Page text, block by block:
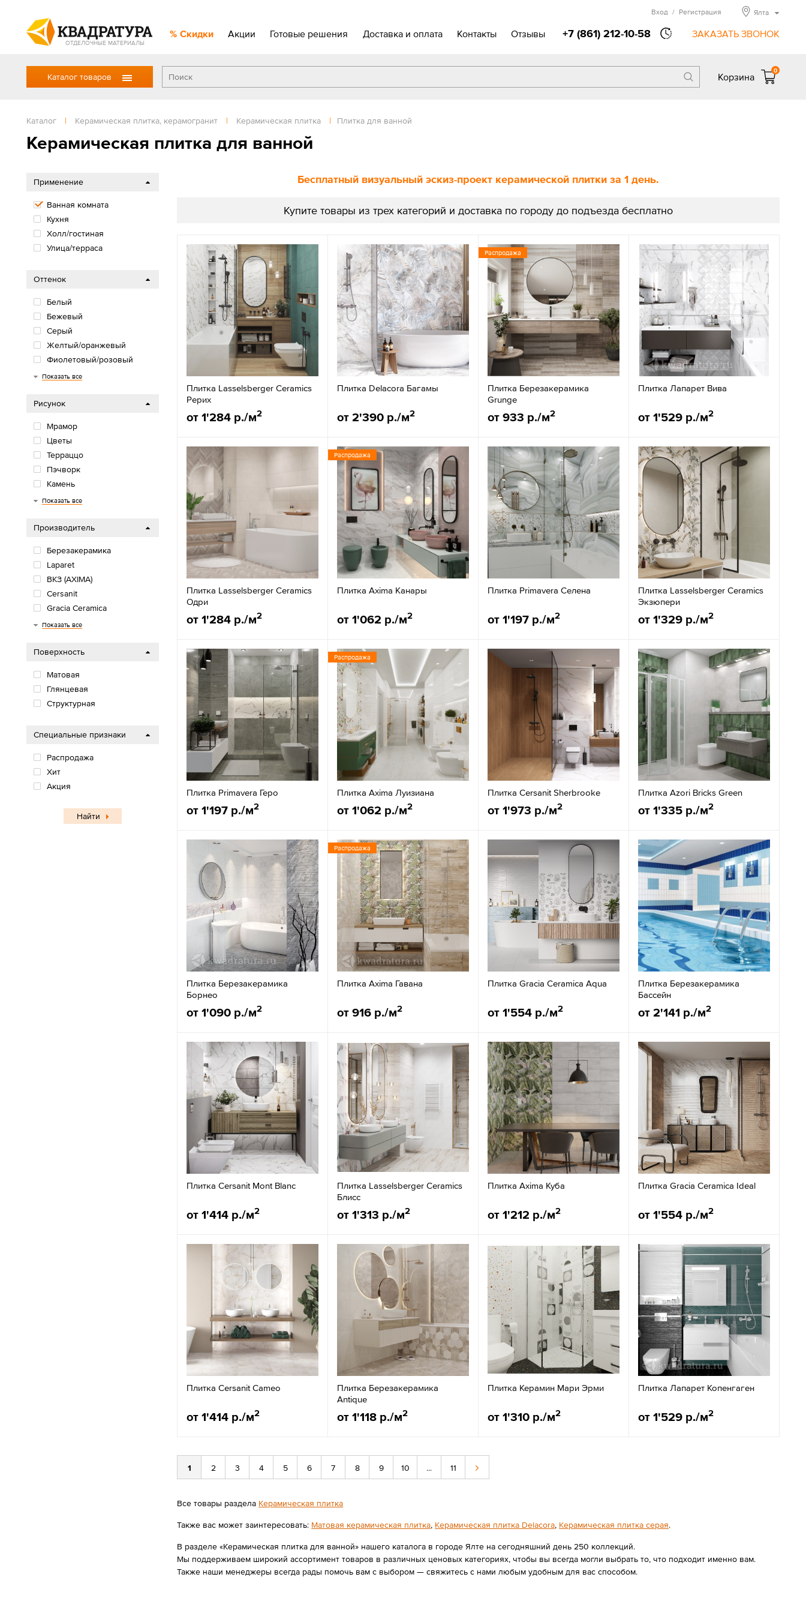
ОТДЕЛОЧНЫЕ МАТЕРИАЛЫ
Скидки Акции Готовые решения Доставка и оплата Контакты Отзывы +7 (861) 212-10-58 ЗАКАЗАТЬ ЗВОНОК
Вход / Регистрация Ялта
Каталог товаров Корзина
0
Каталог | Керамическая плитка, керамогранит | Керамическая плитка | Плитка для ванной
Керамическая плитка для ванной
Бесплатный визуальный эскиз-проект керамической плитки за 1 день.
Купите товары из трех категорий и доставка по городу до подъезда бесплатно
Плитка Lasselsberger Ceramics
Рерих
от 1'284 р./м2
Плитка Delacora Багамы
от 2'390 р./м2
Распродажа
Плитка Березакерамика
Grunge
от 933 р./м2
Плитка Лапарет Вива
от 1'529 р./м2
Плитка Lasselsberger Ceramics
Одри
от 1'284 р./м2
Распродажа
Плитка Axima Канары
от 1'062 р./м2
Плитка Primavera Селена
от 1'197 р./м2
Плитка Lasselsberger Ceramics
Экзюпери
от 1'329 р./м2
Плитка Primavera Геро
от 1'197 р./м2
Распродажа
Плитка Axima Луизиана
от 1'062 р./м2
Плитка Cersanit Sherbrooke
от 1'973 р./м2
Плитка Azori Bricks Green
от 1'335 р./м2
Плитка Березакерамика
Борнео
от 1'090 р./м2
Распродажа
Плитка Axima Гавана
от 916 р./м2
Плитка Gracia Ceramica Aqua
от 1'554 р./м2
Плитка Березакерамика
Бассейн
от 2'141 р./м2
Плитка Cersanit Mont Blanc
от 1'414 р./м2
Плитка Lasselsberger Ceramics
Блисс
от 1'313 р./м2
Плитка Axima Куба
от 1'212 р./м2
Плитка Gracia Ceramica Ideal
от 1'554 р./м2
Плитка Cersanit Cameo
от 1'414 р./м2
Плитка Березакерамика
Antique
от 1'118 р./м2
Плитка Керамин Мари Эрми
от 1'310 р./м2
Плитка Лапарет Копенгаген
от 1'529 р./м2
1 2 3 4 5 6 7 8 9 10 ... 11
Все товары раздела Керамическая плитка
Также вас может заинтересовать: Матовая керамическая плитка, Керамическая плитка Delacora, Керамическая плитка серая.
В разделе «Керамическая плитка для ванной» нашего каталога в городе Ялте на сегодняшний день 250 коллекций.
Мы поддерживаем широкий ассортимент товаров в различных ценовых категориях, чтобы вы всегда могли выбрать то, что подходит именно вам.
Также наши менеджеры всегда рады помочь вам с выбором — свяжитесь с нами любым удобным для вас способом.
Применение
Ванная комната
Кухня
Холл/гостиная
Улица/терраса
Оттенок
Белый
Бежевый
Серый
Желтый/оранжевый
Фиолетовый/розовый
Красный/бордо
Синий/голубой
Зелёный
Коричневый
Черный
Показать все
Рисунок
Мрамор
Цветы
Терраццо
Пэчворк
Камень
Дерево
Однотонная
Бетон/Цемент
Полосы
Мозаика
Кирпич
Обои/Ткань
Орнамент
Показать все
Производитель
Березакерамика
Laparet
ВКЗ (AXIMA)
Cersanit
Gracia Ceramica
Primavera
Artkera
AltaCera
Delacora
Alma Ceramica
New Trend
Unitile
LCM
Global Tile
Lasselsberger Ceramics
Azori
Керамин
Показать все
Поверхность
Матовая
Глянцевая
Структурная
Специальные признаки
Распродажа
Хит
Акция
Найти